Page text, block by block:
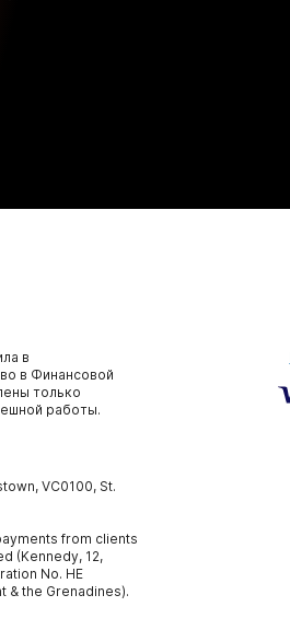
в
в Финансовой
только
работы.
VC0100, St.
from clients
(Kennedy, 12,
No. HE
& the Grenadines).